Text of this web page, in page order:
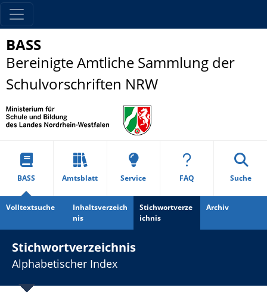
BASS
Bereinigte Amtliche Sammlung der
Schulvorschriften NRW
BASS Amtsblatt Service FAQ Suche
Volltextsuche
Inhaltsverzeich
nis
Stichwortverze
ichnis
Archiv
Stichwortverzeichnis
Alphabetischer Index